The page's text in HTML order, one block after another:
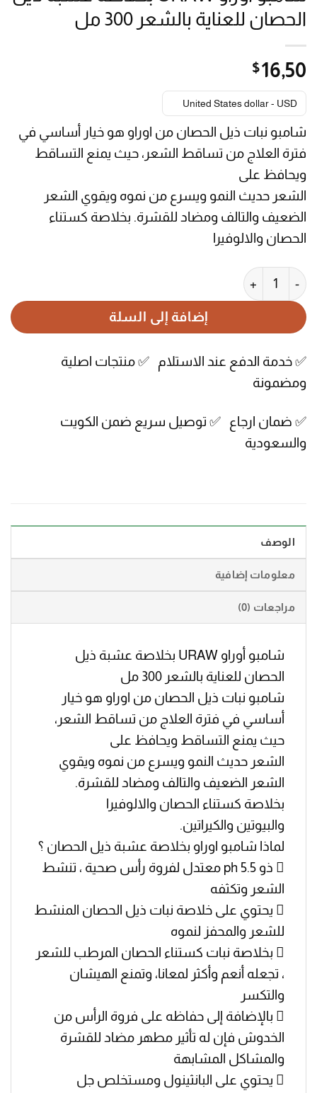
الحصان للعناية بالشعر 300 مل
$ 16٫50
United States dollar - USD
شامبو نبات ذيل الحصان من اوراو هو خيار أساسي في
فترة العلاج من تساقط الشعر، حيث يمنع التساقط
ويحافظ على
الشعر حديث النمو ويسرع من نموه ويقوي الشعر
الضعيف والتالف ومضاد للقشرة. بخلاصة كستناء
الحصان والالوفيرا
كمية شامبو أوراو URAW بخلاصة عشبة ذيل الحصان للعناية بالشعر 300 مل
إضافة إلى السلة
✅ خدمة الدفع عند الاستلام ✅ منتجات اصلية
ومضمونة
✅ ضمان ارجاع ✅ توصيل سريع ضمن الكويت
والسعودية
الوصف
معلومات إضافية
مراجعات (0)
شامبو أوراو URAW بخلاصة عشبة ذيل
الحصان للعناية بالشعر 300 مل
شامبو نبات ذيل الحصان من اوراو هو خيار
أساسي في فترة العلاج من تساقط الشعر،
حيث يمنع التساقط ويحافظ على
الشعر حديث النمو ويسرع من نموه ويقوي
الشعر الضعيف والتالف ومضاد للقشرة.
بخلاصة كستناء الحصان والالوفيرا
والبيوتين والكيراتين.
لماذا شامبو اوراو بخلاصة عشبة ذيل الحصان ؟
 ذو ph 5.5 معتدل لفروة رأس صحية ، تنشط
الشعر وتكثفه
 يحتوي على خلاصة نبات ذيل الحصان المنشط
للشعر والمحفز لنموه
 بخلاصة نبات كستناء الحصان المرطب للشعر
، تجعله أنعم وأكثر لمعانا، وتمنع الهيشان
والتكسر
 بالإضافة إلى حفاظه على فروة الرأس من
الخدوش فإن له تأثير مطهر مضاد للقشرة
والمشاكل المشابهة
 يحتوي على البانثينول ومستخلص جل